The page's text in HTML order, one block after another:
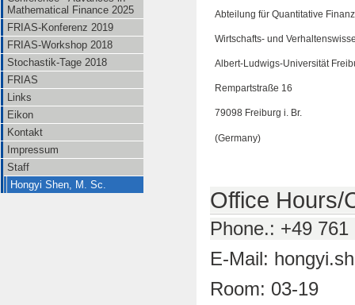
Mathematical Finance 2025
FRIAS-Konferenz 2019
FRIAS-Workshop 2018
Stochastik-Tage 2018
FRIAS
Links
Eikon
Kontakt
Impressum
Staff
Hongyi Shen, M. Sc.
Abteilung für Quantitative
Wirtschafts- und
Albert-Ludwigs-Universität
Rempartstraße 16
79098 Freiburg i. Br.
(Germany)
Office Hours/
Phone.: +49 761
E-Mail:
Room: 03-19